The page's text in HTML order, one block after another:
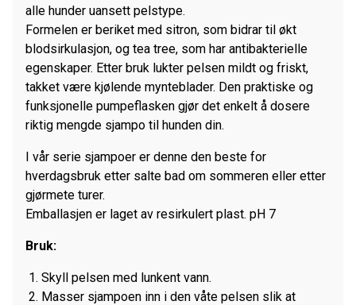
alle hunder uansett pelstype.
Formelen er beriket med sitron, som bidrar til økt
blodsirkulasjon, og tea tree, som har antibakterielle
egenskaper. Etter bruk lukter pelsen mildt og friskt,
takket være kjølende mynteblader. Den praktiske og
funksjonelle pumpeflasken gjør det enkelt å dosere
riktig mengde sjampo til hunden din.
I vår serie sjampoer er denne den beste for
hverdagsbruk etter salte bad om sommeren eller etter
gjørmete turer.
Emballasjen er laget av resirkulert plast. pH 7
Bruk:
Skyll pelsen med lunkent vann.
Masser sjampoen inn i den våte pelsen slik at